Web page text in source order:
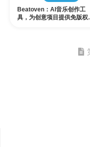
Beatoven：AI音乐创作工
具，为创意项目提供免版权